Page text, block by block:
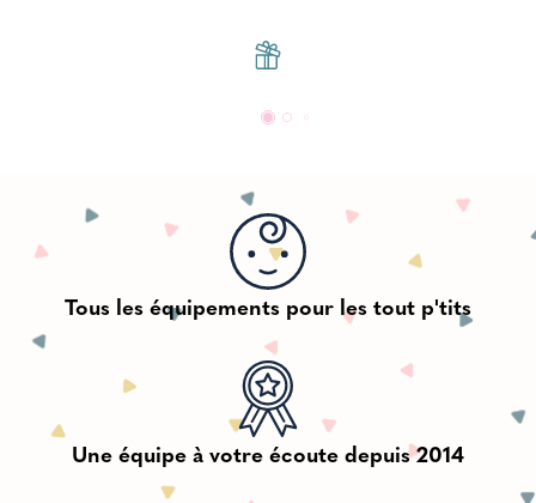
Tous les équipements pour les tout p'tits
Une équipe à votre écoute depuis 2014